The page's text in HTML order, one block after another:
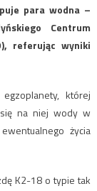
para wodna –
Centrum
referując wyniki
której
na niej wody w
życia
K2-18 o typie tak